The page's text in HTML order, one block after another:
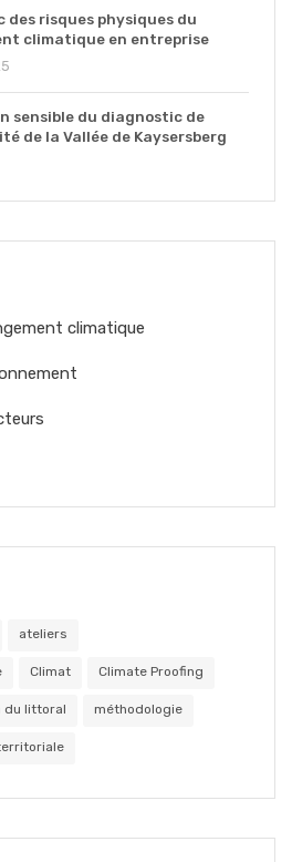
des risques physiques du
climatique en entreprise
sensible du diagnostic de
de la Vallée de Kaysersberg
climatique
ateliers
Climat Climate Proofing
du littoral méthodologie